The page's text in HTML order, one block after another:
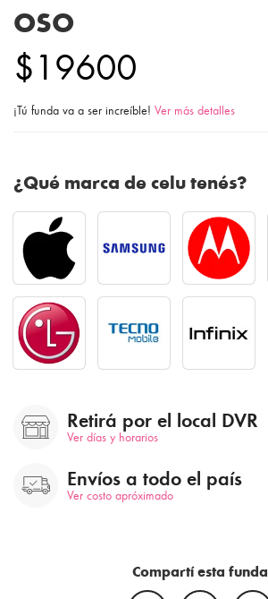
OSO
$19600
¡Tú funda va a ser increíble! Ver más detalles
¿Qué marca de celu tenés?
Retirá por el local DVR
Ver días y horarios
Envíos a todo el país
Ver costo apróximado
Compartí esta funda